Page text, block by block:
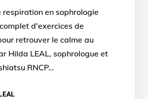
respiration en sophrologie
d'exercices de
retrouver le calme au
Hilda LEAL, sophrologue et
RNCP…